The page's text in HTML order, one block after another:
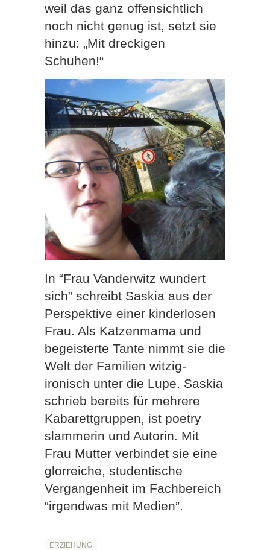
weil das ganz offensichtlich
noch nicht genug ist, setzt sie
hinzu: „Mit dreckigen
Schuhen!“
In “Frau Vanderwitz wundert
sich” schreibt Saskia aus der
Perspektive einer kinderlosen
Frau. Als Katzenmama und
begeisterte Tante nimmt sie die
Welt der Familien witzig-
ironisch unter die Lupe. Saskia
schrieb bereits für mehrere
Kabarettgruppen, ist poetry
slammerin und Autorin. Mit
Frau Mutter verbindet sie eine
glorreiche, studentische
Vergangenheit im Fachbereich
“irgendwas mit Medien”.
ERZIEHUNG